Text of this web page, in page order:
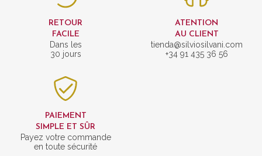
RETOUR
FACILE
Dans les
30 jours
ATENTION
AU CLIENT
tienda@silviosilvani.com
+34 91 435 36 56
PAIEMENT
SIMPLE ET SÛR
Payez votre commande
en toute sécurité